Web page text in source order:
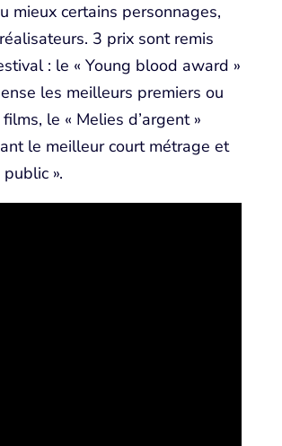
mieux certains personnages,
3 prix sont remis
: le « Young blood award »
les meilleurs premiers ou
le « Melies d’argent »
le meilleur court métrage et
».